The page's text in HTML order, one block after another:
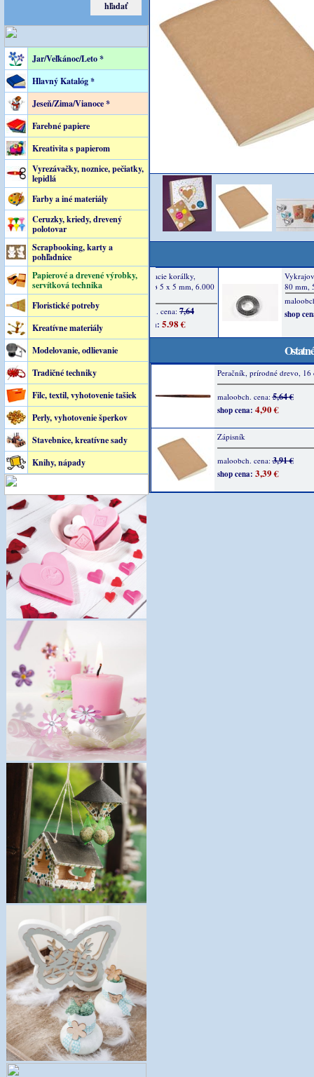
Jar/Veľkánoc/Leto *
Hlavný Katalóg *
Jeseň/Zima/Vianoce *
Farebné papiere
Kreativita s papierom
Vyrezávačky, noznice, pečiatky,
lepidlá
Farby a iné materiály
Ceruzky, kriedy, drevený
polotovar
Scrapbooking, karty a
pohľadnice
Papierové a drevené výrobky,
servítková technika
Floristické potreby
Kreatívne materiály
Modelovanie, odlievanie
Tradičné techniky
Filc, textil, vyhotovenie tašiek
Perly, vyhotovenie šperkov
Stavebnice, kreatívne sady
Knihy, nápady
Peračník, prírodné drevo, 16
maloobch. cena:5,64 €
shop cena: 4,90 €
Zápisník
maloobch. cena:3,91 €
shop cena: 3,39 €